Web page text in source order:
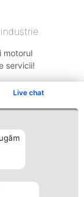
Live chat
motorul
servicii!